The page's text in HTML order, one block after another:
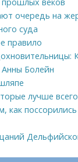
очередь на
суда
правило
Болейн
лучше
как